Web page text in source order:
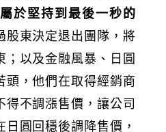
於堅持到最後一秒的
股東決定退出團隊，將
；以及金融風暴、日圓
頭，他們在取得經銷商
得不調漲售價，讓公司
圓回穩後調降售價，